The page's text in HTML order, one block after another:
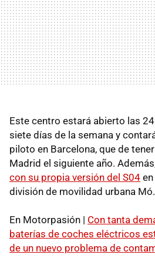
Este centro estará abierto las
siete días de la semana y
piloto en Barcelona, que de
Madrid el siguiente año.
con su propia versión del S04
división de movilidad urbana Mó.
En Motorpasión | Con tanta
baterías de coches eléctricos
de un nuevo problema de